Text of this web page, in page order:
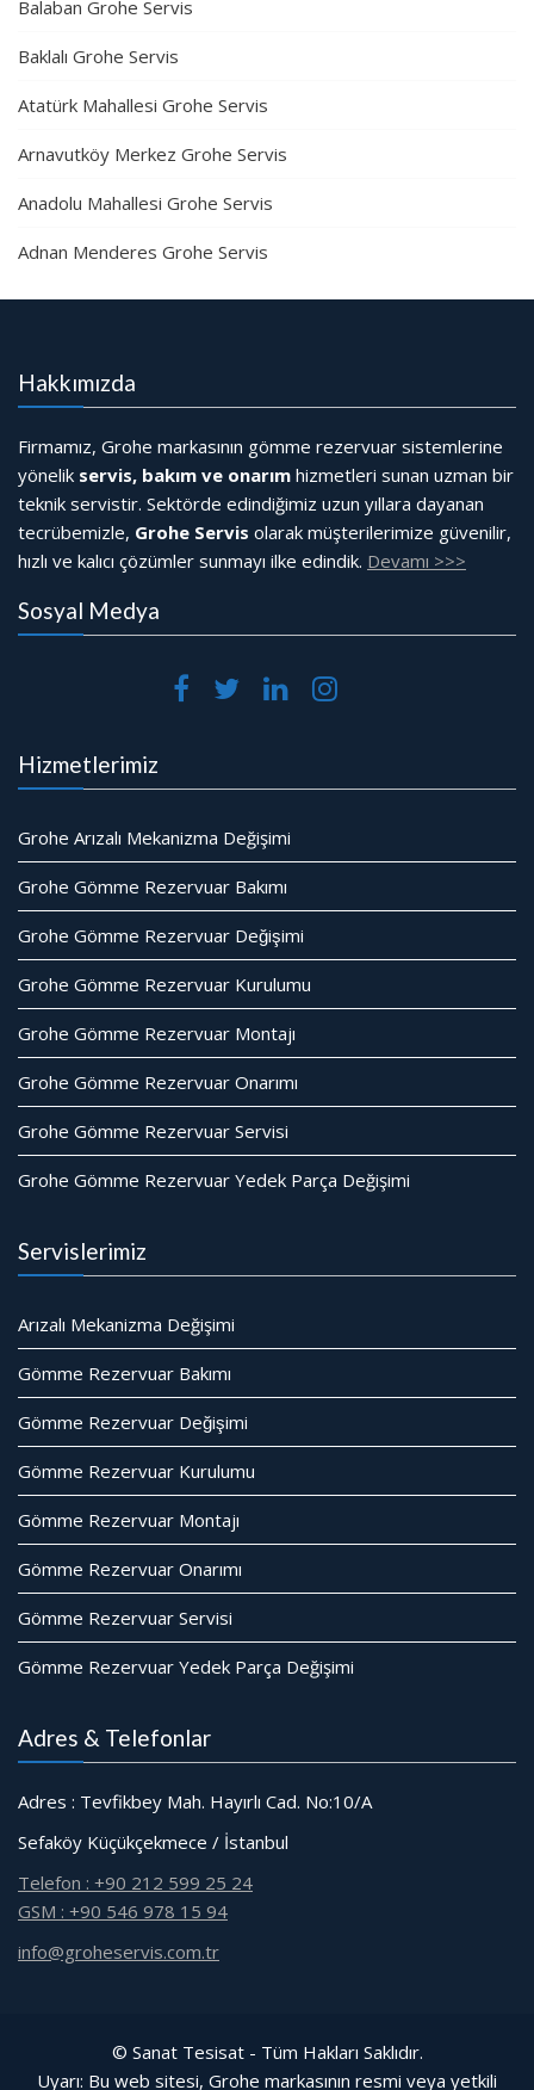
Balaban Grohe Servis
Baklalı Grohe Servis
Atatürk Mahallesi Grohe Servis
Arnavutköy Merkez Grohe Servis
Anadolu Mahallesi Grohe Servis
Adnan Menderes Grohe Servis
Hakkımızda
Firmamız, Grohe markasının gömme rezervuar sistemlerine
yönelik servis, bakım ve onarım hizmetleri sunan uzman bir
teknik servistir. Sektörde edindiğimiz uzun yıllara dayanan
tecrübemizle, Grohe Servis olarak müşterilerimize güvenilir,
hızlı ve kalıcı çözümler sunmayı ilke edindik. Devamı >>>
Sosyal Medya
Hizmetlerimiz
Grohe Arızalı Mekanizma Değişimi
Grohe Gömme Rezervuar Bakımı
Grohe Gömme Rezervuar Değişimi
Grohe Gömme Rezervuar Kurulumu
Grohe Gömme Rezervuar Montajı
Grohe Gömme Rezervuar Onarımı
Grohe Gömme Rezervuar Servisi
Grohe Gömme Rezervuar Yedek Parça Değişimi
Servislerimiz
Arızalı Mekanizma Değişimi
Gömme Rezervuar Bakımı
Gömme Rezervuar Değişimi
Gömme Rezervuar Kurulumu
Gömme Rezervuar Montajı
Gömme Rezervuar Onarımı
Gömme Rezervuar Servisi
Gömme Rezervuar Yedek Parça Değişimi
Adres & Telefonlar
Adres : Tevfikbey Mah. Hayırlı Cad. No:10/A
Sefaköy Küçükçekmece / İstanbul
Telefon : +90 212 599 25 24
GSM : +90 546 978 15 94
info@groheservis.com.tr
© Sanat Tesisat - Tüm Hakları Saklıdır.
Uyarı: Bu web sitesi, Grohe markasının resmi veya yetkili